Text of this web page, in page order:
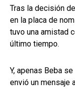
Tras la decisión
en la placa de
tuvo una amistad
último tiempo.
Y, apenas Beba
envió un mensaje